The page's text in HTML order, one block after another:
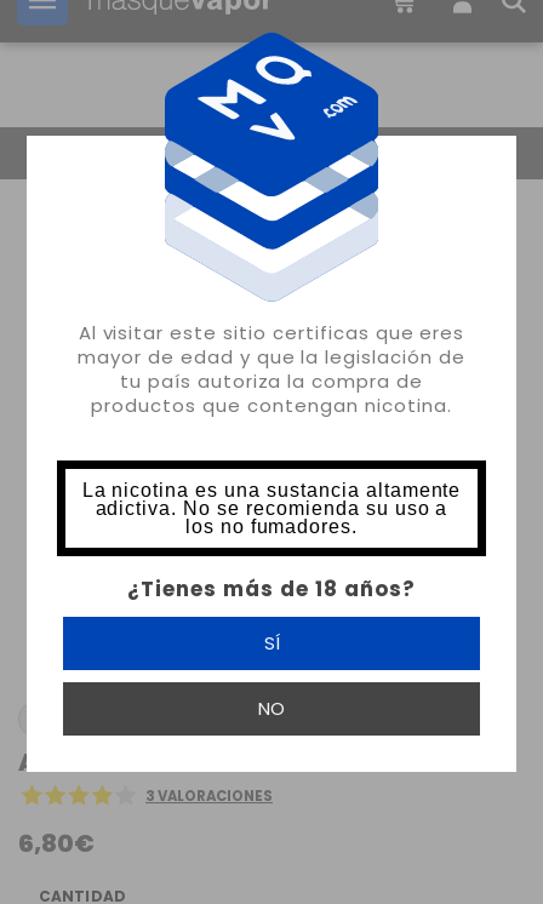
Al visitar este sitio certificas que eres
mayor de edad y que la legislación de
tu país autoriza la compra de
productos que contengan nicotina.
La nicotina es una sustancia altamente
adictiva. No se recomienda su uso a
los no fumadores.
¿Tienes más de 18 años?
SÍ
NO
Tu pedido puede ser enviado en 16m:
3 VALORACIONES
6,80€
CANTIDAD